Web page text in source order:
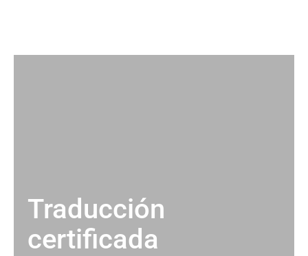
Traducción
certificada